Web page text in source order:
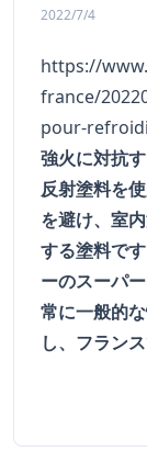
2022/7/4
https://
france/
pour-
強火に対抗
反射塗料を
を避け、室
する塗料で
ーのスーパ
常に一般的
し、フラン